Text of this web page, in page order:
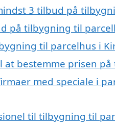
3 tilbud på
på tilbygning til
til parcelhus i
at bestemme prisen
med speciale i
til tilbygning til